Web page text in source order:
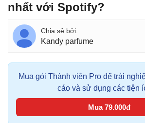
nhất với Spotify?
Kandy parfume
Mua gói Thành viên Pro để trải
cáo và sử dụng các tiện
Mua 79.000đ